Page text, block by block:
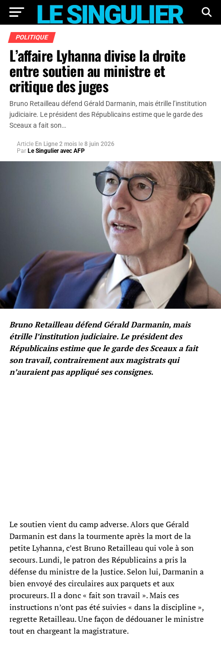
POLITIQUE
L’affaire Lyhanna divise la droite
entre soutien au ministre et
critique des juges
Bruno Retailleau défend Gérald Darmanin, mais étrille l’institution
judiciaire. Le président des Républicains estime que le garde des
Sceaux a fait son…
Article En Ligne 2 mois le 8 juin 2026
Par Le Singulier avec AFP
Bruno Retailleau défend Gérald Darmanin, mais
étrille l’institution judiciaire. Le président des
Républicains estime que le garde des Sceaux a fait
son travail, contrairement aux magistrats qui
n’auraient pas appliqué ses consignes.
Le soutien vient du camp adverse. Alors que Gérald
Darmanin est dans la tourmente après la mort de la
petite Lyhanna, c’est Bruno Retailleau qui vole à son
secours. Lundi, le patron des Républicains a pris la
défense du ministre de la Justice. Selon lui, Darmanin a
bien envoyé des circulaires aux parquets et aux
procureurs. Il a donc « fait son travail ». Mais ces
instructions n’ont pas été suivies « dans la discipline »,
regrette Retailleau. Une façon de dédouaner le ministre
tout en chargeant la magistrature.